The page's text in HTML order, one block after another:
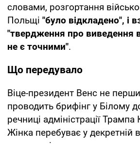
словами, розгортання
Польщі "було відкладено", і
"твердження про виведення
не є точними".
Що передувало
Віце-президент Венс не
проводить брифінг у Білому
речниці адміністрації Трампа
Жінка перебуває у декретній